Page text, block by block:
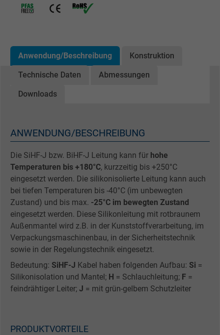
Anwendung/Beschreibung Konstruktion
Technische Daten Abmessungen
Downloads
ANWENDUNG/BESCHREIBUNG
Die SiHF-J bzw. BiHF-J Leitung kann für hohe
Temperaturen bis +180°C, kurzzeitig bis +250°C
eingesetzt werden. Die silikonisolierte Leitung kann auch
bei tiefen Temperaturen bis -40°C (im unbewegten
Zustand) und bis max. -25°C im bewegten Zustand
eingesetzt werden. Diese Silikonleitung mit rotbraunem
Außenmantel wird z.B. in der Kunststoffverarbeitung, im
Verpackungsmaschinenbau, in der Sicherheitstechnik
sowie in der Regelungstechnik eingesetzt.
Bedeutung: SiHF-J Kabel haben folgenden Aufbau: Si =
Silikonisolation und Mantel; H = Schlauchleitung; F =
feindrähtiger Leiter; J = mit grün-gelbem Schutzleiter
PRODUKTVORTEILE